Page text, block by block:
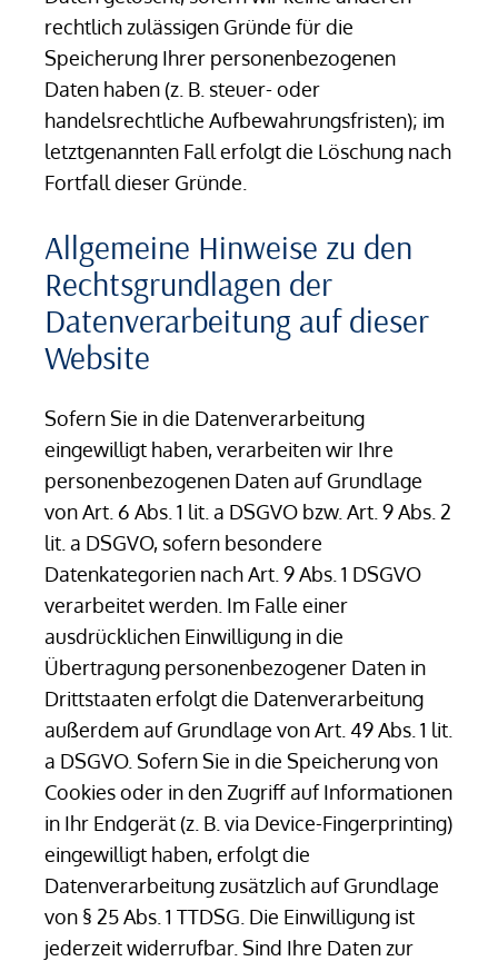
rechtlich zulässigen Gründe für die
Speicherung Ihrer personenbezogenen
Daten haben (z. B. steuer- oder
handelsrechtliche Aufbewahrungsfristen); im
letztgenannten Fall erfolgt die Löschung nach
Fortfall dieser Gründe.
Allgemeine Hinweise zu den
Rechtsgrundlagen der
Datenverarbeitung auf dieser
Website
Sofern Sie in die Datenverarbeitung
eingewilligt haben, verarbeiten wir Ihre
personenbezogenen Daten auf Grundlage
von Art. 6 Abs. 1 lit. a DSGVO bzw. Art. 9 Abs. 2
lit. a DSGVO, sofern besondere
Datenkategorien nach Art. 9 Abs. 1 DSGVO
verarbeitet werden. Im Falle einer
ausdrücklichen Einwilligung in die
Übertragung personenbezogener Daten in
Drittstaaten erfolgt die Datenverarbeitung
außerdem auf Grundlage von Art. 49 Abs. 1 lit.
a DSGVO. Sofern Sie in die Speicherung von
Cookies oder in den Zugriff auf Informationen
in Ihr Endgerät (z. B. via Device-Fingerprinting)
eingewilligt haben, erfolgt die
Datenverarbeitung zusätzlich auf Grundlage
von § 25 Abs. 1 TTDSG. Die Einwilligung ist
jederzeit widerrufbar. Sind Ihre Daten zur